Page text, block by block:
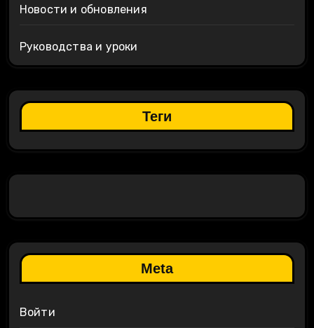
Новости и обновления
Руководства и уроки
Теги
Meta
Войти